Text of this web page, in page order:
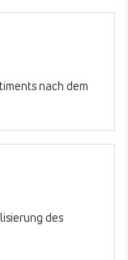
nach dem
des